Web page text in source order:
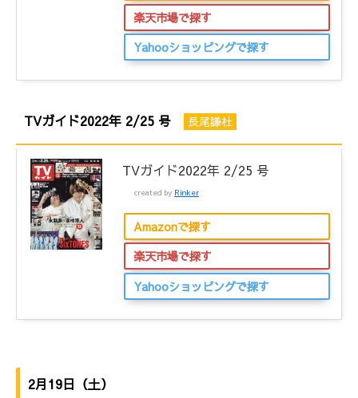
楽天市場で探す
Yahooショッピングで探す
TVガイド2022年 2/25 号 長尾謙杜
TVガイド2022年 2/25 号
created by Rinker
Amazonで探す
楽天市場で探す
Yahooショッピングで探す
2月19日（土）